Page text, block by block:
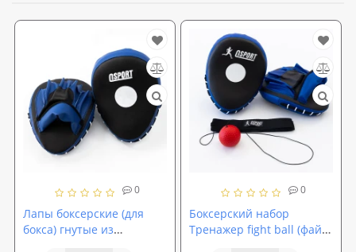
0
Лапы боксерские (для
бокса) гнутые из
0
Боксерский набор
Тренажер fight ball (файт